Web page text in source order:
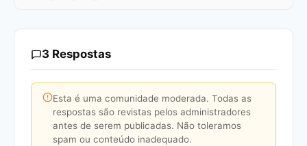
3 Respostas
Esta é uma comunidade moderada. Todas as
respostas são revistas pelos administradores
antes de serem publicadas. Não toleramos
spam ou conteúdo inadequado.